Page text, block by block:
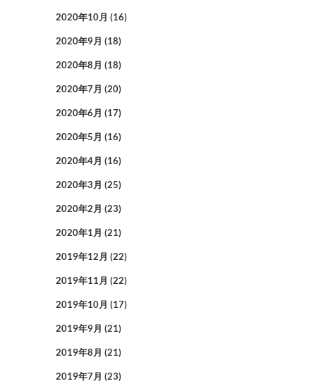
2020年10月 (16)
2020年9月 (18)
2020年8月 (18)
2020年7月 (20)
2020年6月 (17)
2020年5月 (16)
2020年4月 (16)
2020年3月 (25)
2020年2月 (23)
2020年1月 (21)
2019年12月 (22)
2019年11月 (22)
2019年10月 (17)
2019年9月 (21)
2019年8月 (21)
2019年7月 (23)